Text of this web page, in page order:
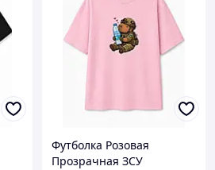
Футболка Розовая
Прозрачная ЗСУ